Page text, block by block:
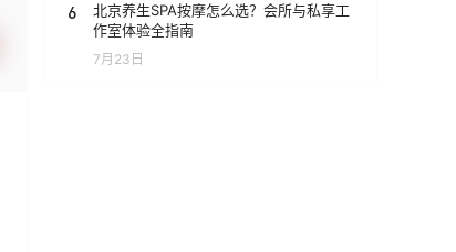
6
北京养生SPA按摩怎么选？会所与私享工
作室体验全指南
7月23日